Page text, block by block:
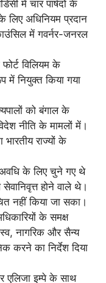
में चार पार्षदों के
लिए अधिनियम प्रदान
में गवर्नर-जनरल
विलियम के
में नियुक्त किया गया
को बंगाल के
नीति के मामलों में।
राज्यों के
के लिए चुने गए थे
होने वाले थे।
नहीं किया जा सका।
के समक्ष
नागरिक और सैन्य
करने का निर्देश दिया
एलिजा इम्पे के साथ